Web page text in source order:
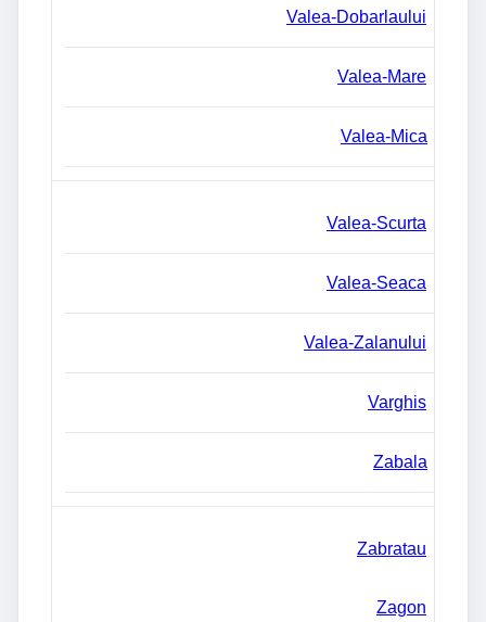
Valea-Dobarlaului
Valea-Mare
Valea-Mica
Valea-Scurta
Valea-Seaca
Valea-Zalanului
Varghis
Zabala
Zabratau
Zagon